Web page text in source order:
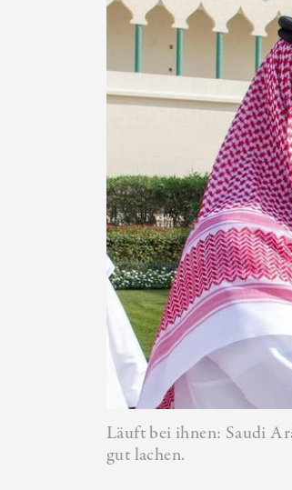
Läuft bei ihnen: Saudi
gut lachen.